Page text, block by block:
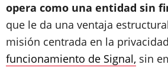
opera como una entidad sin
que le da una ventaja
misión centrada en la
funcionamiento de Signal, sin